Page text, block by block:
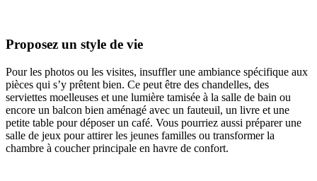
Proposez un style de vie
Pour les photos ou les visites, insuffler une ambiance spécifique aux
pièces qui s’y prêtent bien. Ce peut être des chandelles, des
serviettes moelleuses et une lumière tamisée à la salle de bain ou
encore un balcon bien aménagé avec un fauteuil, un livre et une
petite table pour déposer un café. Vous pourriez aussi préparer une
salle de jeux pour attirer les jeunes familles ou transformer la
chambre à coucher principale en havre de confort.